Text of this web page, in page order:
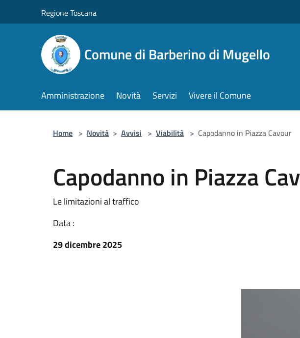
Regione Toscana
Comune di Barberino di Mugello
Amministrazione Novità Servizi Vivere il Comune
Home > Novità > Avvisi > Viabilità > Capodanno in Piazza Cavour
Capodanno in Piazza
Le limitazioni al traffico
Data :
29 dicembre 2025